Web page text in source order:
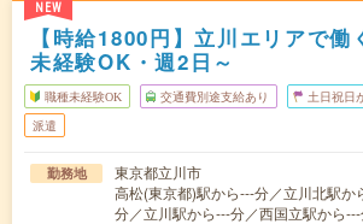
NEW
【時給1800円】立川エリアで働
未経験OK・週2日～
職種未経験OK 交通費別途支給あり 土日祝日
派遣
勤務地
東京都立川市
高松(東京都)駅から---分／立川北駅か
分／立川駅から---分／西国立駅から